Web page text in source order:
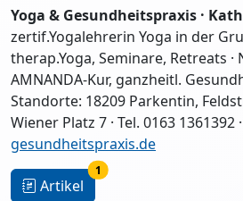
Yoga & Gesundheitspraxis ·
zertif.Yogalehrerin Yoga in der
therap.Yoga, Seminare, Retreats ·
AMNANDA-Kur, ganzheitl.
Standorte: 18209 Parkentin,
Wiener Platz 7 · Tel. 0163 1361392 ·
gesundheitspraxis.de
Artikel
1